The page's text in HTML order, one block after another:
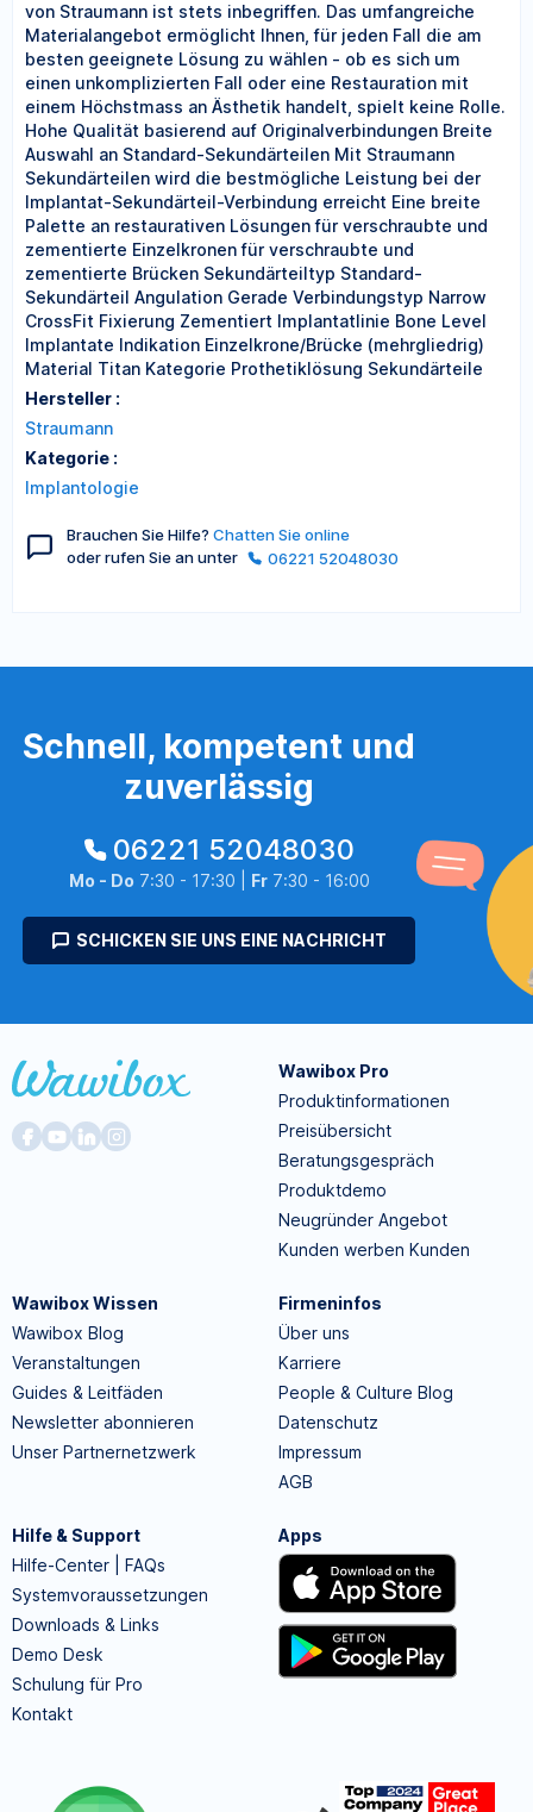
von Straumann ist stets inbegriffen. Das umfangreiche
Materialangebot ermöglicht Ihnen, für jeden Fall die am
besten geeignete Lösung zu wählen - ob es sich um
einen unkomplizierten Fall oder eine Restauration mit
einem Höchstmass an Ästhetik handelt, spielt keine Rolle.
Hohe Qualität basierend auf Originalverbindungen Breite
Auswahl an Standard-Sekundärteilen Mit Straumann
Sekundärteilen wird die bestmögliche Leistung bei der
Implantat-Sekundärteil-Verbindung erreicht Eine breite
Palette an restaurativen Lösungen für verschraubte und
zementierte Einzelkronen für verschraubte und
zementierte Brücken Sekundärteiltyp Standard-
Sekundärteil Angulation Gerade Verbindungstyp Narrow
CrossFit Fixierung Zementiert Implantatlinie Bone Level
Implantate Indikation Einzelkrone/Brücke (mehrgliedrig)
Material Titan Kategorie Prothetiklösung Sekundärteile
Hersteller :
Straumann
Kategorie :
Implantologie
Brauchen Sie Hilfe? Chatten Sie online
oder rufen Sie an unter
06221 52048030
Schnell, kompetent und
zuverlässig
06221 52048030
Mo - Do 7:30 - 17:30 | Fr7:30 - 16:00
SCHICKEN SIE UNS EINE NACHRICHT
Wawibox Pro
Produktinformationen
Preisübersicht
Beratungsgespräch
Produktdemo
Neugründer Angebot
Kunden werben Kunden
Wawibox Wissen
Wawibox Blog
Veranstaltungen
Guides & Leitfäden
Newsletter abonnieren
Unser Partnernetzwerk
Firmeninfos
Über uns
Karriere
People & Culture Blog
Datenschutz
Impressum
AGB
Hilfe & Support
Hilfe-Center | FAQs
Systemvoraussetzungen
Downloads & Links
Demo Desk
Schulung für Pro
Kontakt
Apps